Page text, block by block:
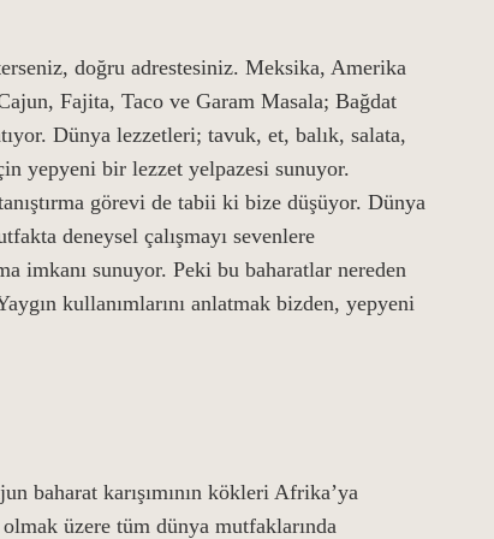
doğru adrestesiniz. Meksika, Amerika
Fajita, Taco ve Garam Masala; Bağdat
Dünya lezzetleri; tavuk, et, balık, salata,
yepyeni bir lezzet yelpazesi sunuyor.
görevi de tabii ki bize düşüyor. Dünya
deneysel çalışmayı sevenlere
imkanı sunuyor. Peki bu baharatlar nereden
kullanımlarını anlatmak bizden, yepyeni
baharat karışımının kökleri Afrika’ya
üzere tüm dünya mutfaklarında